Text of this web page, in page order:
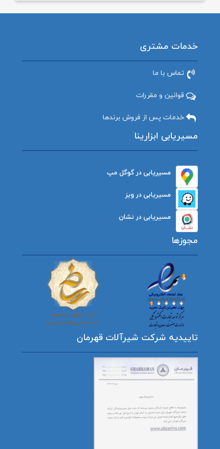
خدمات مشتری
تماس با ما
قوانین و مقررات
خدمات پس از فروش برندها
مسیریابی ابزارینا
مسیریابی در گوگل مپ
مسیریابی در ویز
مسیریابی در نشان
مجوزها
تاییدیه شرکت شیرآلات قهرمان